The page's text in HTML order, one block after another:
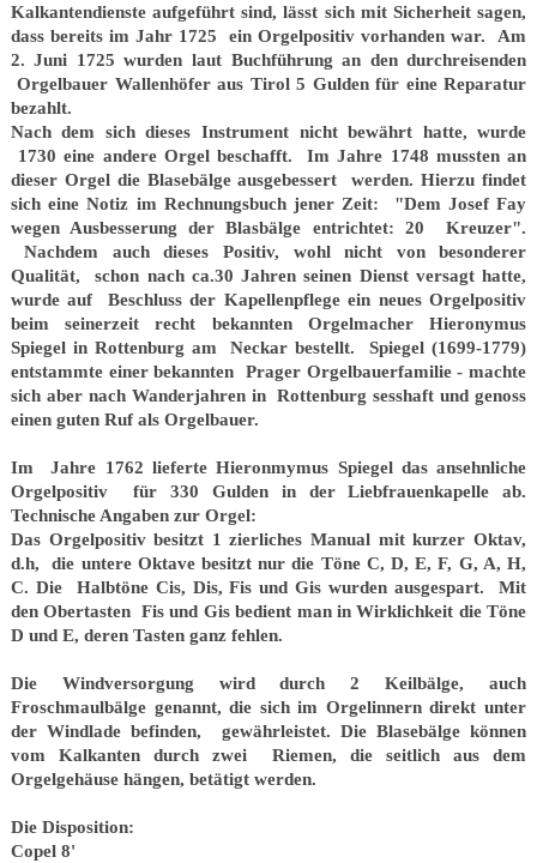
Kalkantendienste aufgeführt sind, lässt sich mit Sicherheit sagen,
dass bereits im Jahr 1725 ein Orgelpositiv vorhanden war. Am
2. Juni 1725 wurden laut Buchführung an den durchreisenden
Orgelbauer Wallenhöfer aus Tirol 5 Gulden für eine Reparatur
bezahlt.
Nach dem sich dieses Instrument nicht bewährt hatte, wurde
1730 eine andere Orgel beschafft. Im Jahre 1748 mussten an
dieser Orgel die Blasebälge ausgebessert werden. Hierzu findet
sich eine Notiz im Rechnungsbuch jener Zeit: "Dem Josef Fay
wegen Ausbesserung der Blasbälge entrichtet: 20 Kreuzer".
Nachdem auch dieses Positiv, wohl nicht von besonderer
Qualität, schon nach ca.30 Jahren seinen Dienst versagt hatte,
wurde auf Beschluss der Kapellenpflege ein neues Orgelpositiv
beim seinerzeit recht bekannten Orgelmacher Hieronymus
Spiegel in Rottenburg am Neckar bestellt. Spiegel (1699-1779)
entstammte einer bekannten Prager Orgelbauerfamilie - machte
sich aber nach Wanderjahren in Rottenburg sesshaft und genoss
einen guten Ruf als Orgelbauer.
Im Jahre 1762 lieferte Hieronmymus Spiegel das ansehnliche
Orgelpositiv für 330 Gulden in der Liebfrauenkapelle ab.
Technische Angaben zur Orgel:
Das Orgelpositiv besitzt 1 zierliches Manual mit kurzer Oktav,
d.h, die untere Oktave besitzt nur die Töne C, D, E, F, G, A, H,
C. Die Halbtöne Cis, Dis, Fis und Gis wurden ausgespart. Mit
den Obertasten Fis und Gis bedient man in Wirklichkeit die Töne
D und E, deren Tasten ganz fehlen.
Die Windversorgung wird durch 2 Keilbälge, auch
Froschmaulbälge genannt, die sich im Orgelinnern direkt unter
der Windlade befinden, gewährleistet. Die Blasebälge können
vom Kalkanten durch zwei Riemen, die seitlich aus dem
Orgelgehäuse hängen, betätigt werden.
Die Disposition:
Copel 8'